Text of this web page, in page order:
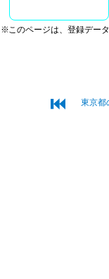
※このページは、登録デー
⏮ 東京都